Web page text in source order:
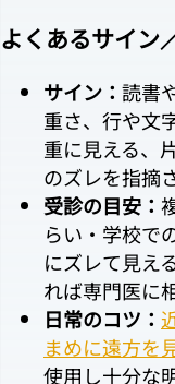
よくあるサイン
サイン： 読書
重さ、行や文
重に見える、
のズレを指摘
受診の目安：
らい・学校で
にズレて見え
れば専門医に
日常のコツ：
まめに遠方を
使用し十分な